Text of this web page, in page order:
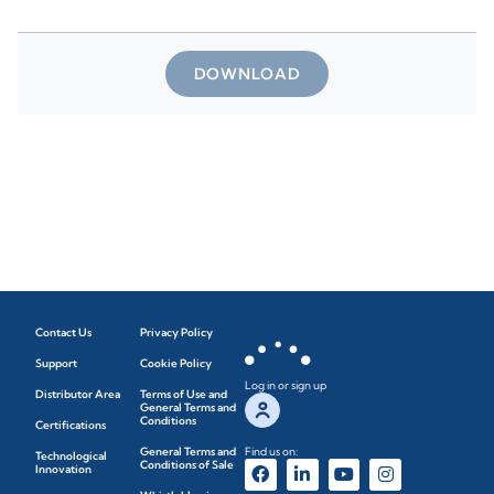
DOWNLOAD
Contact Us
Support
Distributor Area
Certifications
Technological
Innovation
Privacy Policy
Cookie Policy
Terms of Use and
General Terms and
Conditions
General Terms and
Conditions of Sale
Log in or sign up
Find us on: